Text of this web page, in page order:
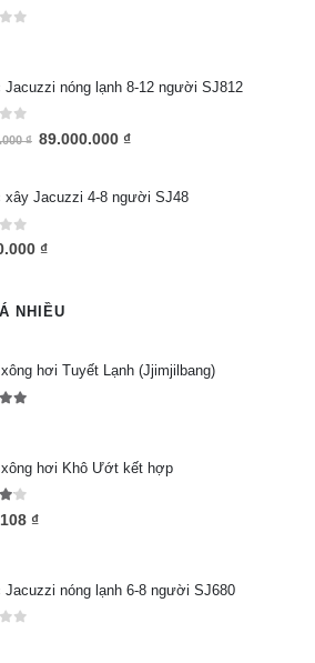
Jacuzzi nóng lạnh 8-12 người SJ812
of 5
₫ 89.000.000 ₫
xây Jacuzzi 4-8 người SJ48
of 5
₫
NHIỀU
xông hơi Tuyết Lạnh (Jjimjilbang)
xông hơi Khô Ướt kết hợp
of 5
108 ₫
Jacuzzi nóng lạnh 6-8 người SJ680